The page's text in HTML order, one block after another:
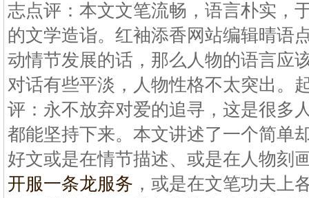
志点评：本文文笔流畅，语言朴实，
的文学造诣。红袖添香网站编辑晴语
动情节发展的话，那么人物的语言应
对话有些平淡，人物性格不太突出。
评：永不放弃对爱的追寻，这是很多
都能坚持下来。本文讲述了一个简单
好文或是在情节描述、或是在人物刻
开服一条龙服务 ，或是在文笔功夫上